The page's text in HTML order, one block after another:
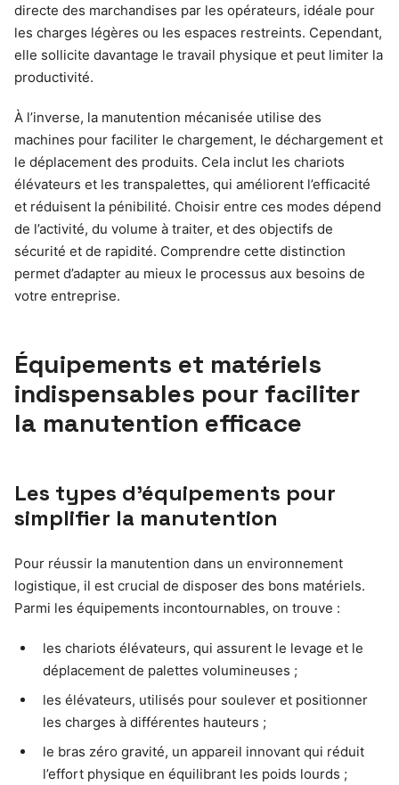
directe des marchandises par les opérateurs, idéale pour
les charges légères ou les espaces restreints. Cependant,
elle sollicite davantage le travail physique et peut limiter la
productivité.
À l’inverse, la manutention mécanisée utilise des
machines pour faciliter le chargement, le déchargement et
le déplacement des produits. Cela inclut les chariots
élévateurs et les transpalettes, qui améliorent l’efficacité
et réduisent la pénibilité. Choisir entre ces modes dépend
de l’activité, du volume à traiter, et des objectifs de
sécurité et de rapidité. Comprendre cette distinction
permet d’adapter au mieux le processus aux besoins de
votre entreprise.
Équipements et matériels
indispensables pour faciliter
la manutention efficace
Les types d’équipements pour
simplifier la manutention
Pour réussir la manutention dans un environnement
logistique, il est crucial de disposer des bons matériels.
Parmi les équipements incontournables, on trouve :
les chariots élévateurs, qui assurent le levage et le
déplacement de palettes volumineuses ;
les élévateurs, utilisés pour soulever et positionner
les charges à différentes hauteurs ;
le bras zéro gravité, un appareil innovant qui réduit
l’effort physique en équilibrant les poids lourds ;